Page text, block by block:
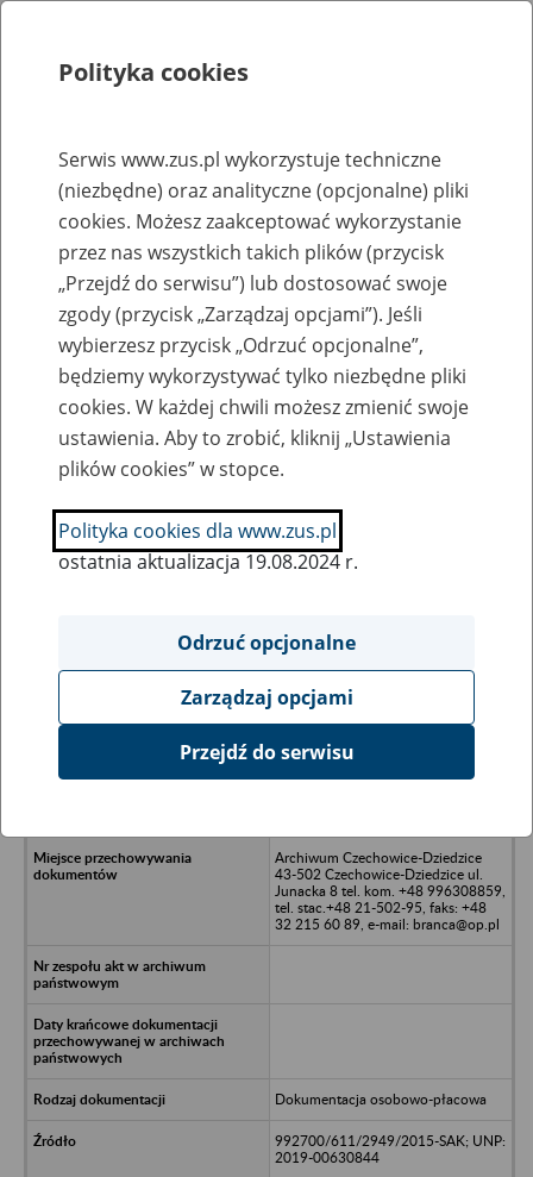
Rejestry, ewidencje i archiwa
Baza zlikwidowanych lub
przekształconych zakładów pracy
Nazwa zakładu pracy:
SZUKAJ
Ukryj wszystkie pozycje bazy
CCP PL Sp. z o.o. w upadłości
Archiwum Czechowice-Dziedzice
43-502 Czechowice-Dziedzice ul.
Junacka 8 tel. kom. +48 996308859,
tel. stac.+48 21-502-95, faks: +48
32 215 60 89, e-mail: branca@op.pl
Dokumentacja osobowo-płacowa
992700/611/2949/2015-SAK; UNP:
2019-00630844
Polityka cookies
Serwis www.zus.pl wykorzystuje techniczne
(niezbędne) oraz analityczne (opcjonalne) pliki
cookies. Możesz zaakceptować wykorzystanie
przez nas wszystkich takich plików (przycisk
„Przejdź do serwisu”) lub dostosować swoje
zgody (przycisk „Zarządzaj opcjami”). Jeśli
wybierzesz przycisk „Odrzuć opcjonalne”,
będziemy wykorzystywać tylko niezbędne pliki
cookies. W każdej chwili możesz zmienić swoje
ustawienia. Aby to zrobić, kliknij „Ustawienia
plików cookies” w stopce.
Polityka cookies dla www.zus.pl
ostatnia aktualizacja 19.08.2024 r.
Odrzuć opcjonalne
Zarządzaj opcjami
Przejdź do serwisu